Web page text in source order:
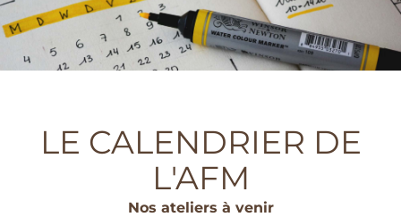
LE CALENDRIER DE
L'AFM
Nos ateliers à venir